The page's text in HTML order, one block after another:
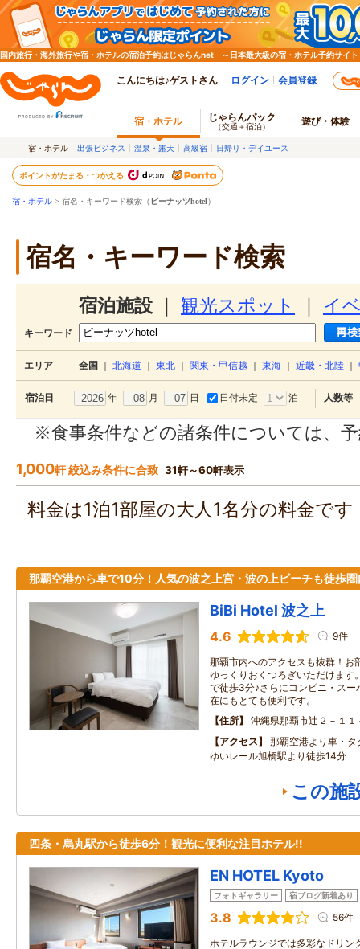
国内旅行・海外旅行や宿・ホテルの宿泊予約はじゃらんnet ～日本最大級の宿・ホテル予約サイト
こんにちは♪ゲストさん ログイン 会員登録
宿・ホテル じゃらんパック
（交通＋宿泊） 遊び・体験
宿・ホテル 出張ビジネス 温泉・露天 高級宿 日帰り・デイユース
ポイントがたまる・つかえる
宿・ホテル > 宿名・キーワード検索（ ピーナッツhotel）
宿名・キーワード検索
宿泊施設 観光スポット イ
キーワード
エリア 全国 北海道 東北 関東・甲信越 東海 近畿・北陸
宿泊日 年 月 日 日付未定 泊 人数等
※食事条件などの諸条件については、
1,000軒 絞込み条件に合致 31軒～60軒表示
料金は1泊1部屋の大人1名分の料金で
那覇空港から車で10分！人気の波之上宮・波の上ビーチも徒歩
BiBi Hotel 波之上
4.6 9件
那覇市内へのアクセスも抜群！お
ゆっくりおくつろぎいただけます
で徒歩3分♪さらにコンビニ・ス
在にもとても便利です。
住所
沖縄県那覇市辻２－１１
アクセス
那覇空港より車・
ゆいレール旭橋駅より徒歩14分
この施
四条・烏丸駅から徒歩6分！観光に便利な注目ホテル!!
EN HOTEL Kyoto
フォトギャラリー 宿ブログ新着あり
3.8 56件
ホテルラウンジでは多彩なドリン